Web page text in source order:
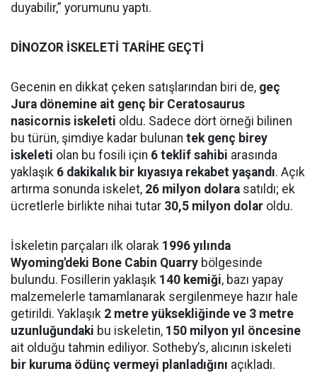
duyabilir,” yorumunu yaptı.
DİNOZOR İSKELETİ TARİHE GEÇTİ
Gecenin en dikkat çeken satışlarından biri de, geç
Jura dönemine ait genç bir Ceratosaurus
nasicornis iskeleti oldu. Sadece dört örneği bilinen
bu türün, şimdiye kadar bulunan tek genç birey
iskeleti olan bu fosili için 6 teklif sahibi arasında
yaklaşık 6 dakikalık bir kıyasıya rekabet yaşandı. Açık
artırma sonunda iskelet, 26 milyon dolara satıldı; ek
ücretlerle birlikte nihai tutar 30,5 milyon dolar oldu.
İskeletin parçaları ilk olarak 1996 yılında
Wyoming'deki Bone Cabin Quarry bölgesinde
bulundu. Fosillerin yaklaşık 140 kemiği, bazı yapay
malzemelerle tamamlanarak sergilenmeye hazır hale
getirildi. Yaklaşık 2 metre yüksekliğinde ve 3 metre
uzunluğundaki bu iskeletin, 150 milyon yıl öncesine
ait olduğu tahmin ediliyor. Sotheby’s, alıcının iskeleti
bir kuruma ödünç vermeyi planladığını açıkladı.